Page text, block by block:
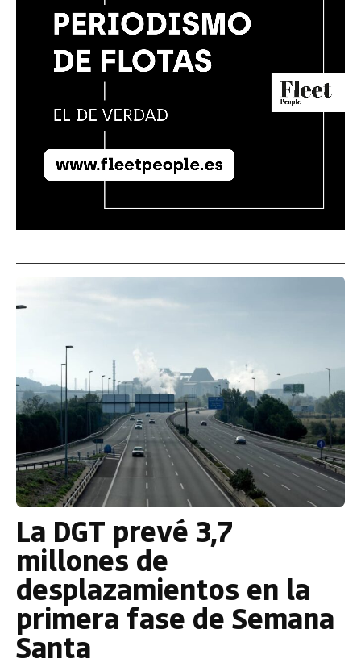
La DGT prevé 3,7
millones de
desplazamientos en la
primera fase de Semana
Santa